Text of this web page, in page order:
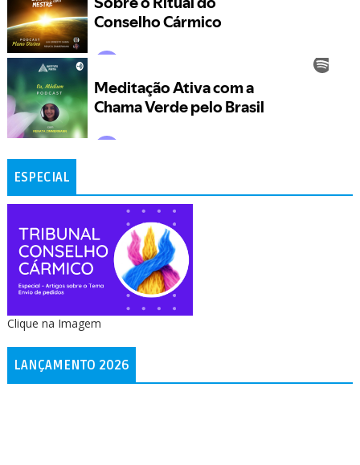
ESPECIAL
Clique na Imagem
LANÇAMENTO 2026